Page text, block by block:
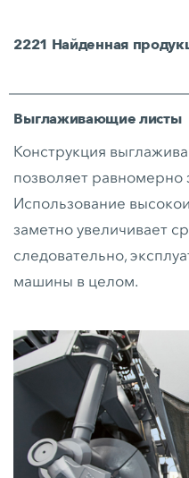
2221 Найденная
Выглаживающие листы
Конструкция
позволяет равномерно
Использование
заметно увеличивает
следовательно,
машины в целом.